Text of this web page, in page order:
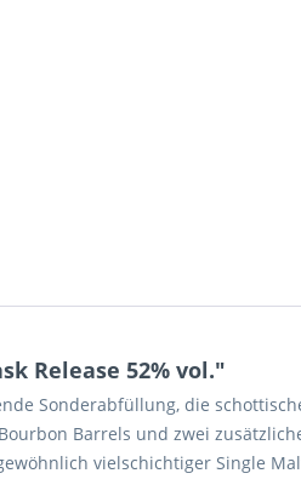
Release 52% vol."
Sonderabfüllung, die
Barrels und zwei
vielschichtiger Single